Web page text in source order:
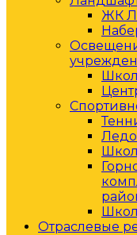
ЖК
Отраслевые